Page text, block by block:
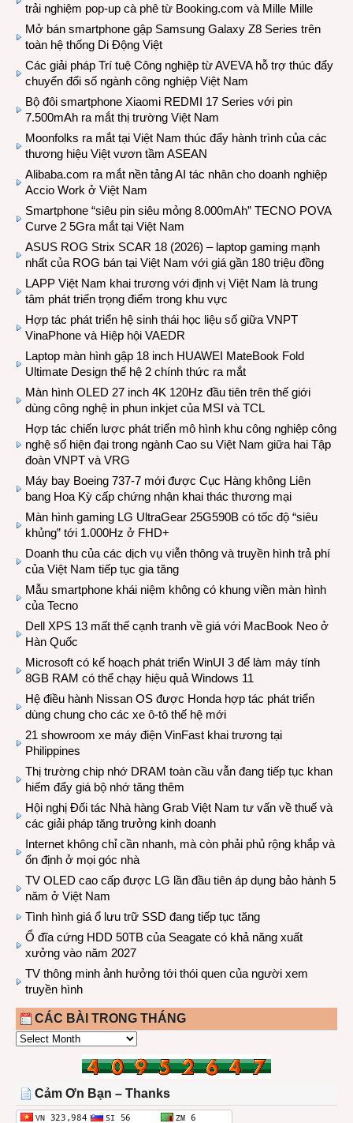
trải nghiệm pop-up cà phê từ Booking.com và Mille Mille
Mở bán smartphone gập Samsung Galaxy Z8 Series trên
toàn hệ thống Di Động Việt
Các giải pháp Trí tuệ Công nghiệp từ AVEVA hỗ trợ thúc đẩy
chuyển đổi số ngành công nghiệp Việt Nam
Bộ đôi smartphone Xiaomi REDMI 17 Series với pin
7.500mAh ra mắt thị trường Việt Nam
Moonfolks ra mắt tại Việt Nam thúc đẩy hành trình của các
thương hiệu Việt vươn tầm ASEAN
Alibaba.com ra mắt nền tảng AI tác nhân cho doanh nghiệp
Accio Work ở Việt Nam
Smartphone “siêu pin siêu mỏng 8.000mAh” TECNO POVA
Curve 2 5Gra mắt tại Việt Nam
ASUS ROG Strix SCAR 18 (2026) – laptop gaming mạnh
nhất của ROG bán tại Việt Nam với giá gần 180 triệu đồng
LAPP Việt Nam khai trương với định vị Việt Nam là trung
tâm phát triển trọng điểm trong khu vực
Hợp tác phát triển hệ sinh thái học liệu số giữa VNPT
VinaPhone và Hiệp hội VAEDR
Laptop màn hình gập 18 inch HUAWEI MateBook Fold
Ultimate Design thế hệ 2 chính thức ra mắt
Màn hình OLED 27 inch 4K 120Hz đầu tiên trên thế giới
dùng công nghệ in phun inkjet của MSI và TCL
Hợp tác chiến lược phát triển mô hình khu công nghiệp công
nghệ số hiện đại trong ngành Cao su Việt Nam giữa hai Tập
đoàn VNPT và VRG
Máy bay Boeing 737-7 mới được Cục Hàng không Liên
bang Hoa Kỳ cấp chứng nhận khai thác thương mại
Màn hình gaming LG UltraGear 25G590B có tốc độ “siêu
khủng” tới 1.000Hz ở FHD+
Doanh thu của các dịch vụ viễn thông và truyền hình trả phí
của Việt Nam tiếp tục gia tăng
Mẫu smartphone khái niệm không có khung viền màn hình
của Tecno
Dell XPS 13 mất thế cạnh tranh về giá với MacBook Neo ở
Hàn Quốc
Microsoft có kế hoạch phát triển WinUI 3 để làm máy tính
8GB RAM có thể chạy hiệu quả Windows 11
Hệ điều hành Nissan OS được Honda hợp tác phát triển
dùng chung cho các xe ô-tô thế hệ mới
21 showroom xe máy điện VinFast khai trương tại
Philippines
Thị trường chip nhớ DRAM toàn cầu vẫn đang tiếp tục khan
hiếm đẩy giá bộ nhớ tăng thêm
Hội nghị Đối tác Nhà hàng Grab Việt Nam tư vấn về thuế và
các giải pháp tăng trưởng kinh doanh
Internet không chỉ cần nhanh, mà còn phải phủ rộng khắp và
ổn định ở mọi góc nhà
TV OLED cao cấp được LG lần đầu tiên áp dụng bảo hành 5
năm ở Việt Nam
Tình hình giá ổ lưu trữ SSD đang tiếp tục tăng
Ổ đĩa cứng HDD 50TB của Seagate có khả năng xuất
xưởng vào năm 2027
TV thông minh ảnh hưởng tới thói quen của người xem
truyền hình
CÁC BÀI TRONG THÁNG
CÁC
THÁNG
Cảm Ơn Bạn – Thanks